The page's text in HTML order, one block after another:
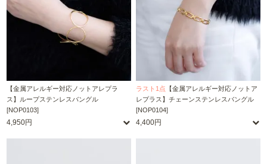
【金属アレルギー対応ノットアレプラ
ス】ループステンレスバングル
[NOP0103]
4,950円
ラスト1点
【金属アレルギー対応ノットア
レプラス】チェーンステンレスバングル
[NOP0104]
4,400円